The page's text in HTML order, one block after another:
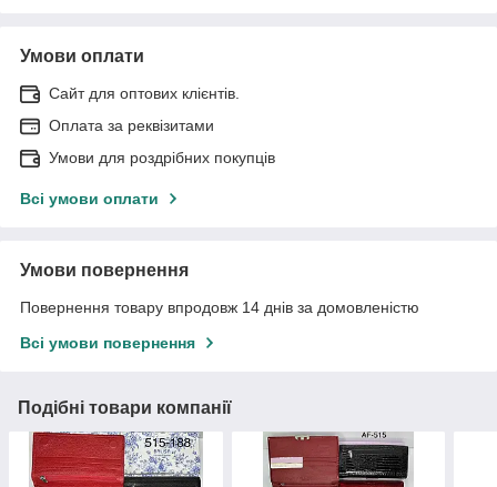
Умови оплати
Сайт для оптових клієнтів.
Оплата за реквізитами
Умови для роздрібних покупців
Всі умови оплати
Умови повернення
Повернення товару впродовж 14 днів за домовленістю
Всі умови повернення
Подібні товари компанії